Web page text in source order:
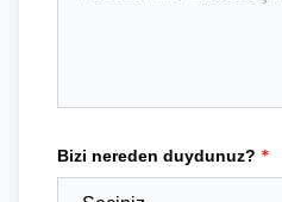
Bizi nereden duydunuz? *